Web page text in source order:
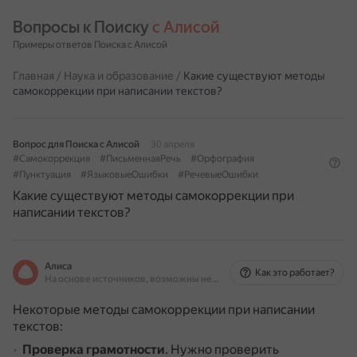
Вопросы к Поиску с Алисой
Примеры ответов Поиска с Алисой
Главная / Наука и образование / Какие существуют методы
самокоррекции при написании текстов?
Вопрос для Поиска с Алисой
30 апреля
#Самокоррекция
#ПисьменнаяРечь
#Орфография
#Пунктуация
#ЯзыковыеОшибки #РечевыеОшибки
Какие существуют методы самокоррекции при
написании текстов?
Алиса
На основе источников, возможны неточности
Как это работает?
Некоторые методы самокоррекции при написании
текстов:
Проверка грамотности. Нужно проверить